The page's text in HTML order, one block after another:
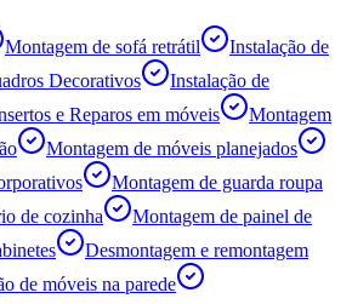
Montagem de sofá retrátil
Instalação de
Decorativos
Instalação de
e Reparos em móveis
Montagem
Montagem de móveis planejados
Montagem de guarda roupa
de cozinha
Montagem de painel de
Desmontagem e remontagem
de móveis na parede